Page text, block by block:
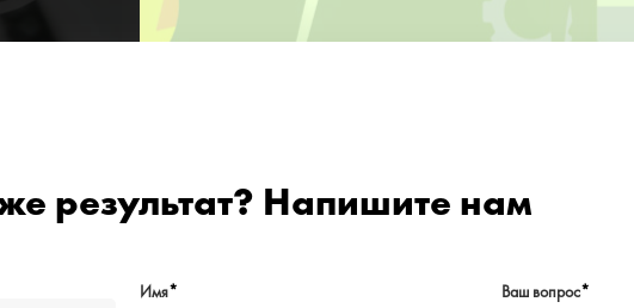
результат? Напишите нам
Имя* Ваш вопрос*